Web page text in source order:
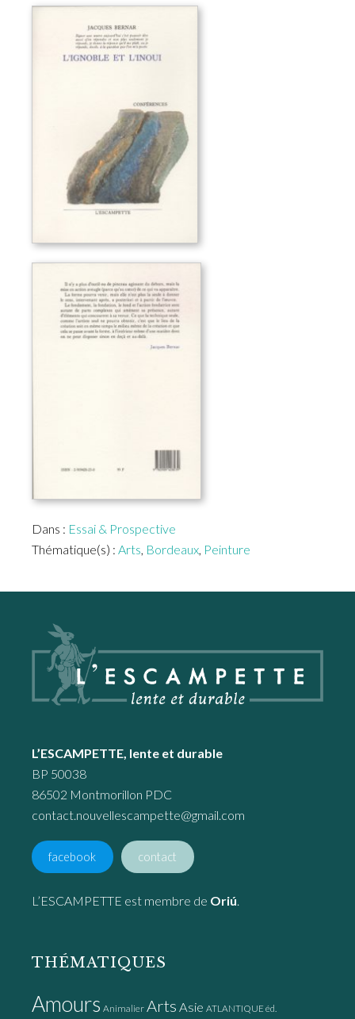
Dans : Essai & Prospective
Thématique(s) : Arts, Bordeaux, Peinture
L’ESCAMPETTE, lente et durable
BP 50038
86502 Montmorillon PDC
contact.nouvellescampette@gmail.com
facebook contact
L’ESCAMPETTE est membre de Oriú.
THÉMATIQUES
Amours Animalier Arts Asie ATLANTIQUE éd.